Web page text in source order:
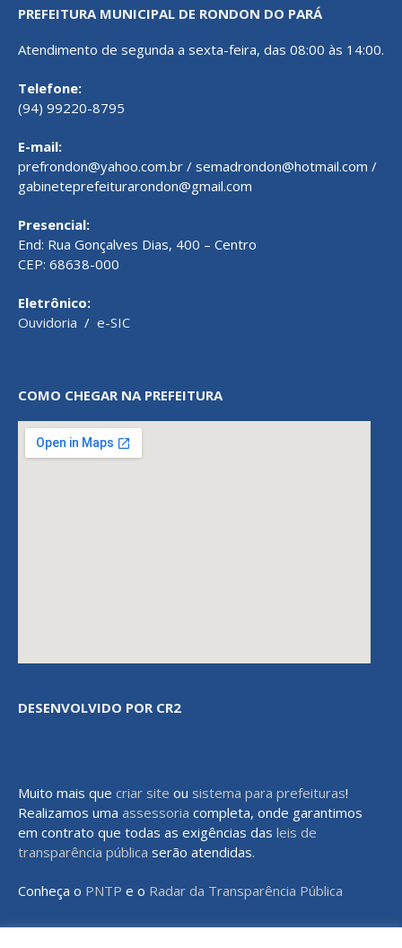
PREFEITURA MUNICIPAL DE RONDON DO PARÁ
Atendimento de segunda a sexta-feira, das 08:00 às 14:00.
Telefone:
(94) 99220-8795
E-mail:
prefrondon@yahoo.com.br / semadrondon@hotmail.com /
gabineteprefeiturarondon@gmail.com
Presencial:
End: Rua Gonçalves Dias, 400 – Centro
CEP: 68638-000
Eletrônico:
Ouvidoria / e-SIC
COMO CHEGAR NA PREFEITURA
DESENVOLVIDO POR CR2
Muito mais que criar site ou sistema para prefeituras!
Realizamos uma assessoria completa, onde garantimos
em contrato que todas as exigências das leis de
transparência pública serão atendidas.
Conheça o PNTP e o Radar da Transparência Pública